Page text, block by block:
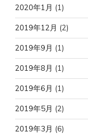
2020年1月 (1)
2019年12月 (2)
2019年9月 (1)
2019年8月 (1)
2019年6月 (1)
2019年5月 (2)
2019年3月 (6)